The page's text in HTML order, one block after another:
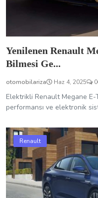
Renault Megane’ta
ve Kola...
otomobilariza Haz 4, 2025 0
Renault Megane sahiplerinin
elektronik aksam sorunlarını